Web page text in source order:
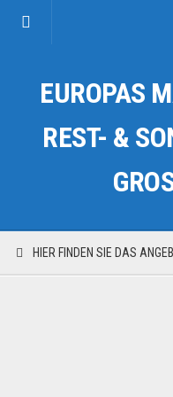
Kategorien
Auto & Motorrad
Fahrzeuge & Transport
EUROPAS
REST- &
HIER FINDEN SIE DAS